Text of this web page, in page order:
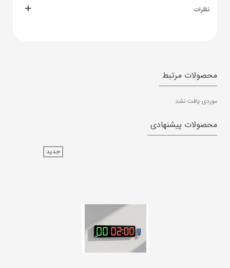
نظرات
محصولات مرتبط
موردی یافت نشد
محصولات پیشنهادی
جدید